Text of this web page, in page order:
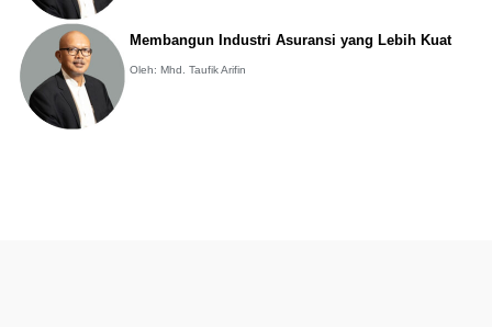
Membangun Industri Asuransi yang Lebih Kuat
Oleh: Mhd. Taufik Arifin